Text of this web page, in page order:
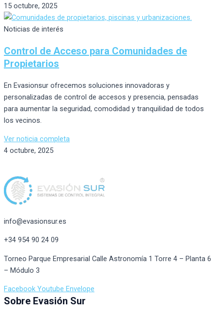
15 octubre, 2025
Noticias de interés
Control de Acceso para Comunidades de
Propietarios
En Evasionsur ofrecemos soluciones innovadoras y
personalizadas de control de accesos y presencia, pensadas
para aumentar la seguridad, comodidad y tranquilidad de todos
los vecinos.
Ver noticia completa
4 octubre, 2025
info@evasionsur.es
+34 954 90 24 09
Torneo Parque Empresarial Calle Astronomía 1 Torre 4 – Planta 6
– Módulo 3
Facebook Youtube Envelope
Sobre Evasión Sur